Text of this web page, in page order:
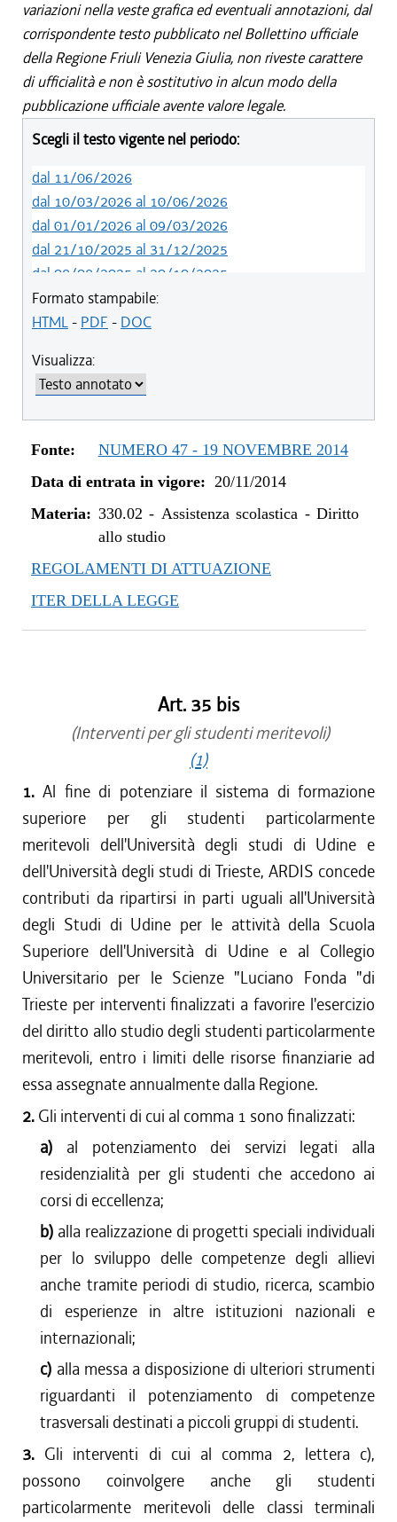
variazioni nella veste grafica ed eventuali annotazioni, dal
corrispondente testo pubblicato nel Bollettino ufficiale
della Regione Friuli Venezia Giulia, non riveste carattere
di ufficialità e non è sostitutivo in alcun modo della
pubblicazione ufficiale avente valore legale.
Scegli il testo vigente nel periodo:
dal 11/06/2026
dal 10/03/2026 al 10/06/2026
dal 01/01/2026 al 09/03/2026
dal 21/10/2025 al 31/12/2025
dal 08/08/2025 al 20/10/2025
dal 05/06/2025 al 07/08/2025
dal 01/01/2025 al 04/06/2025
dal 01/01/2021 al 26/10/2024
dal 01/01/2020 al 31/12/2020
dal 11/07/2019 al 31/12/2019
dal 21/11/2018 al 10/07/2019
dal 10/08/2017 al 15/08/2018
dal 13/08/2016 al 09/08/2017
dal 30/07/2015 al 12/08/2016
dal 20/11/2014 al 29/07/2015
Formato stampabile:
HTML- PDF - DOC
Visualizza:
Fonte:
NUMERO 47 - 19 NOVEMBRE 2014
Data di entrata in vigore: 20/11/2014
Materia: 330.02 - Assistenza scolastica - Diritto
allo studio
REGOLAMENTI DI ATTUAZIONE
ITER DELLA LEGGE
Art. 35 bis
(Interventi per gli studenti meritevoli)
(1)
1.Al fine di potenziare il sistema di formazione
superiore per gli studenti particolarmente
meritevoli dell'Università degli studi di Udine e
dell'Università degli studi di Trieste, ARDIS concede
contributi da ripartirsi in parti uguali all'Università
degli Studi di Udine per le attività della Scuola
Superiore dell'Università di Udine e al Collegio
Universitario per le Scienze "Luciano Fonda "di
Trieste per interventi finalizzati a favorire l'esercizio
del diritto allo studio degli studenti particolarmente
meritevoli, entro i limiti delle risorse finanziarie ad
essa assegnate annualmente dalla Regione.
2. Gli interventi di cui al comma 1 sono finalizzati:
a) al potenziamento dei servizi legati alla
residenzialità per gli studenti che accedono ai
corsi di eccellenza;
b) alla realizzazione di progetti speciali individuali
per lo sviluppo delle competenze degli allievi
anche tramite periodi di studio, ricerca, scambio
di esperienze in altre istituzioni nazionali e
internazionali;
c) alla messa a disposizione di ulteriori strumenti
riguardanti il potenziamento di competenze
trasversali destinati a piccoli gruppi di studenti.
3. Gli interventi di cui al comma 2, lettera c),
possono coinvolgere anche gli studenti
particolarmente meritevoli delle classi terminali